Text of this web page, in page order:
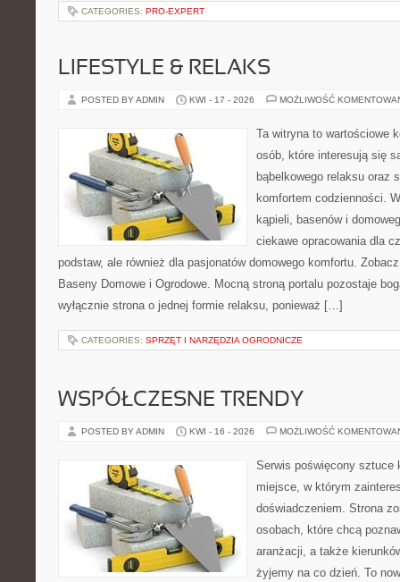
CATEGORIES: PRO-EXPERT
LIFESTYLE & RELAKS
POSTED BY ADMIN KWI - 17 - 2026 MOŻLIWOŚĆ
Ta witryna to wartościowe
osób, które interesują się
bąbelkowego relaksu oraz
komfortem codzienności.
kąpieli, basenów i
ciekawe opracowania dla
podstaw, ale również dla pasjonatów domowego komfortu.
Baseny Domowe i Ogrodowe. Mocną stroną portalu pozostaje
wyłącznie strona o jednej formie relaksu, ponieważ […]
CATEGORIES: SPRZĘT I NARZĘDZIA OGRODNICZE
WSPÓŁCZESNE TRENDY
POSTED BY ADMIN KWI - 16 - 2026 MOŻLIWOŚĆ
Serwis poświęcony sztuce
miejsce, w którym
doświadczeniem. Strona
osobach, które chcą
aranżacji, a także
żyjemy na co dzień. To